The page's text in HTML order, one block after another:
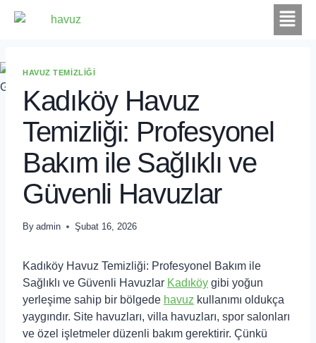
HAVUZ TEMIZLIĞI
Kadıköy Havuz
Temizliği: Profesyonel
Bakım ile Sağlıklı ve
Güvenli Havuzlar
By admin Şubat 16, 2026
Kadıköy Havuz Temizliği: Profesyonel Bakım ile
Sağlıklı ve Güvenli Havuzlar Kadıköy gibi yoğun
yerleşime sahip bir bölgede havuz kullanımı oldukça
yaygındır. Site havuzları, villa havuzları, spor salonları
ve özel işletmeler düzenli bakım gerektirir. Çünkü